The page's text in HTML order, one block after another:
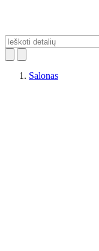
Salonas